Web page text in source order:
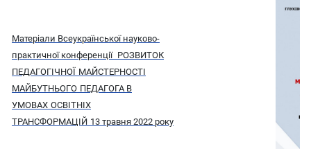
Матеріали Всеукраїнської науково-
практичної конференції РОЗВИТОК
ПЕДАГОГІЧНОЇ МАЙСТЕРНОСТІ
МАЙБУТНЬОГО ПЕДАГОГА В
УМОВАХ ОСВІТНІХ
ТРАНСФОРМАЦІЙ 13 травня 2022 року